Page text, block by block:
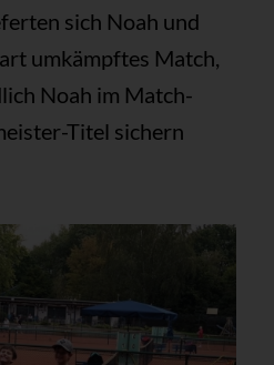
sich Noah und
umkämpftes Match,
Noah im Match-
Titel sichern